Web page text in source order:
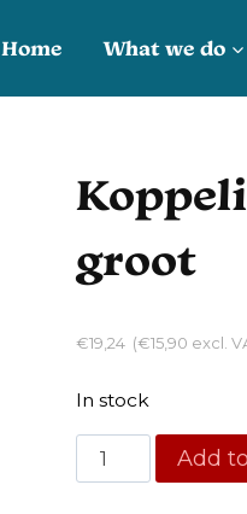
Home What we do
groot
€19,24 (€15,90 excl.
In stock
nemer
Add